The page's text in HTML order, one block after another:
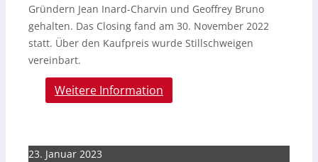
Gründern Jean Inard-Charvin und Geoffrey Bruno
gehalten. Das Closing fand am 30. November 2022
statt. Über den Kaufpreis wurde Stillschweigen
vereinbart.
Weitere Information
23. Januar 2023